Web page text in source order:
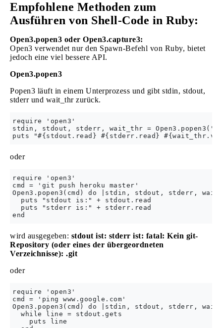
Empfohlene Methoden zum
Ausführen von Shell-Code in Ruby:
Open3.popen3 oder Open3.capture3:
Open3 verwendet nur den Spawn-Befehl von Ruby, bietet
jedoch eine viel bessere API.
Open3.popen3
Popen3 läuft in einem Unterprozess und gibt stdin, stdout,
stderr und wait_thr zurück.
require 'open3'
stdin, stdout, stderr, wait_thr =
oder
require 'open3'
cmd = 'git push heroku master'
Open3.popen3(cmd) do |stdin, stdout, stderr,
  puts "stdout is:" + stdout.read
  puts "stderr is:" + stderr.read
wird ausgegeben: stdout ist: stderr ist: fatal: Kein git-
Repository (oder eines der übergeordneten
Verzeichnisse): .git
oder
require 'open3'
cmd = 'ping www.google.com'
Open3.popen3(cmd) do |stdin, stdout, stderr,
  while line = stdout.gets
    puts line